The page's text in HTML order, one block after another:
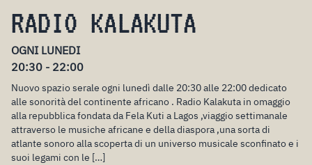
RADIO KALAKUTA
OGNI LUNEDI
20:30 - 22:00
Nuovo spazio serale ogni lunedì dalle 20:30 alle 22:00 dedicato
alle sonorità del continente africano . Radio Kalakuta in omaggio
alla repubblica fondata da Fela Kuti a Lagos ,viaggio settimanale
attraverso le musiche africane e della diaspora ,una sorta di
atlante sonoro alla scoperta di un universo musicale sconfinato e i
suoi legami con le […]